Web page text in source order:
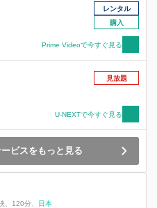
ザーズ」という超売れっ子芸人
んなある日、10数年前に善人商
たきり全くの音信不通だった「山
主夫婦の一人娘・徹子が突然帰っ
レンタル
購入
Prime Videoで今すぐ見る
見放題
U-NEXTで今すぐ見る
ビスをもっと見る
120分
日本